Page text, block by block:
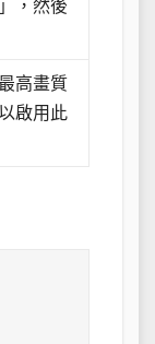
，然後
高畫質
啟用此